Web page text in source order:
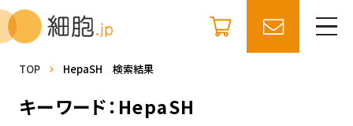
TOP HepaSH 検索結果
キーワード：HepaSH